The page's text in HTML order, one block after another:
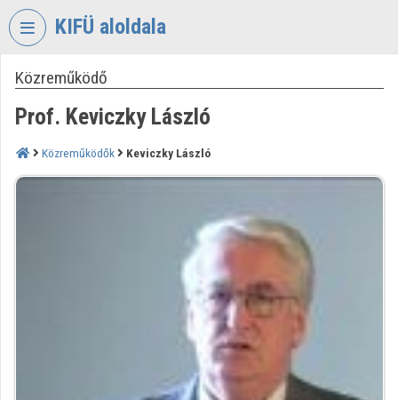
Fejléc kihagyása
KIFÜ aloldala
VIDEOTORIUM
KORMÁNYZATI
INFORMATIKAI
Közreműködő
Prof. Keviczky László
Közreműködők Keviczky László